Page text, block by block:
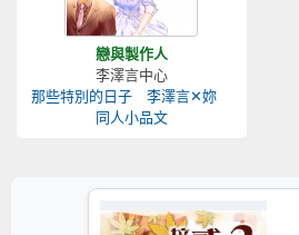
戀與製作人
李澤言中心
那些特別的日子 李澤言✕妳
同人小品文